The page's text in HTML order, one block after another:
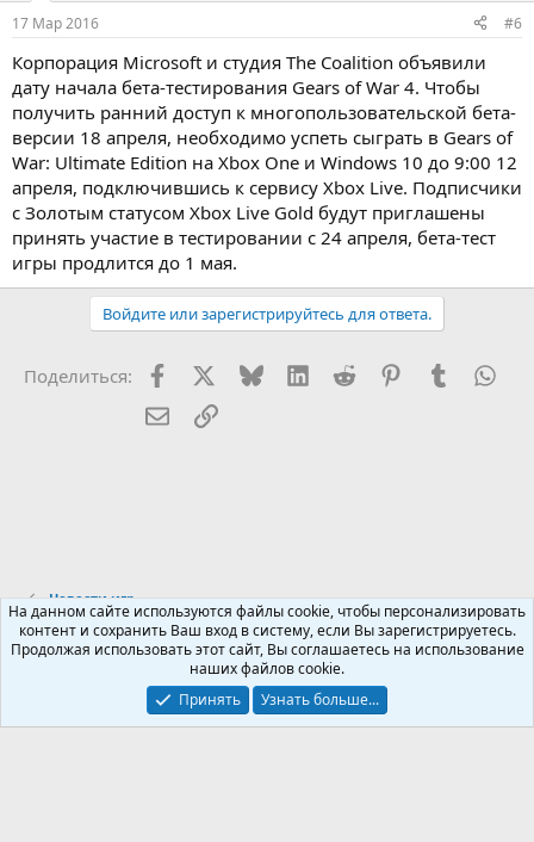
17 Мар 2016 #6
Корпорация Microsoft и студия The Coalition объявили
дату начала бета-тестирования Gears of War 4. Чтобы
получить ранний доступ к многопользовательской бета-
версии 18 апреля, необходимо успеть сыграть в Gears of
War: Ultimate Edition на Xbox One и Windows 10 до 9:00 12
апреля, подключившись к сервису Xbox Live. Подписчики
с Золотым статусом Xbox Live Gold будут приглашены
принять участие в тестировании с 24 апреля, бета-тест
игры продлится до 1 мая.
Войдите или зарегистрируйтесь для ответа.
Поделиться: FacebookX (Twitter)
BlueskyLinkedInReddit PinterestTumblr
Электронная почта
Ссылка
Новости игр
Russian (RU)
Условия и правила
Политика конфиденциальности
Помощь
На данном сайте используются файлы cookie, чтобы персонализировать
контент и сохранить Ваш вход в систему, если Вы зарегистрируетесь.
Продолжая использовать этот сайт, Вы соглашаетесь на использование
наших файлов cookie.
Принять
Узнать больше...